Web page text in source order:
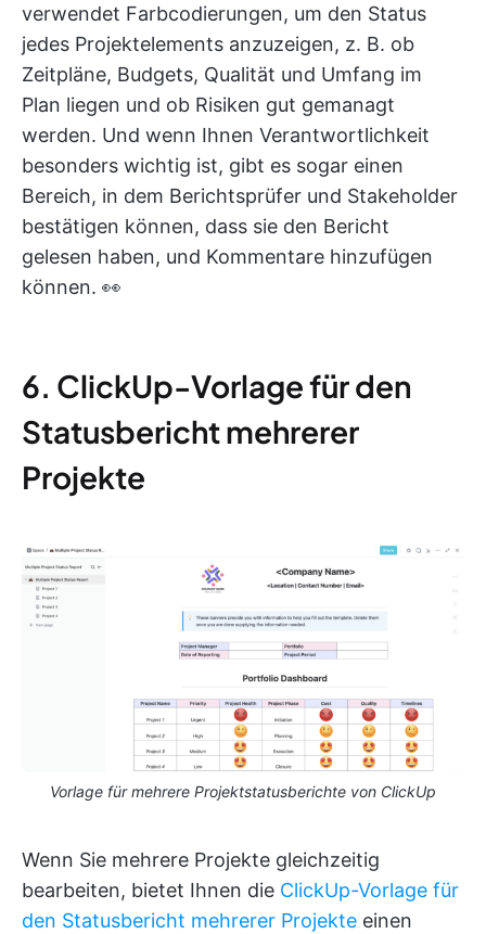
verwendet Farbcodierungen, um den Status
jedes Projektelements anzuzeigen, z. B. ob
Zeitpläne, Budgets, Qualität und Umfang im
Plan liegen und ob Risiken gut gemanagt
werden. Und wenn Ihnen Verantwortlichkeit
besonders wichtig ist, gibt es sogar einen
Bereich, in dem Berichtsprüfer und Stakeholder
bestätigen können, dass sie den Bericht
gelesen haben, und Kommentare hinzufügen
können. 👀
6. ClickUp-Vorlage für den
Statusbericht mehrerer
Projekte
Vorlage für mehrere Projektstatusberichte von ClickUp
Wenn Sie mehrere Projekte gleichzeitig
bearbeiten, bietet Ihnen die ClickUp-Vorlage für
den Statusbericht mehrerer Projekte einen